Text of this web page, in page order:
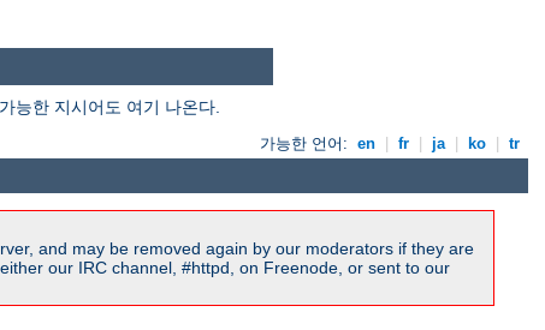
능한 지시어도 여기 나온다.
가능한 언어: en fr ja ko tr
and may be removed again by our moderators if they are
our IRC channel, #httpd, on Freenode, or sent to our